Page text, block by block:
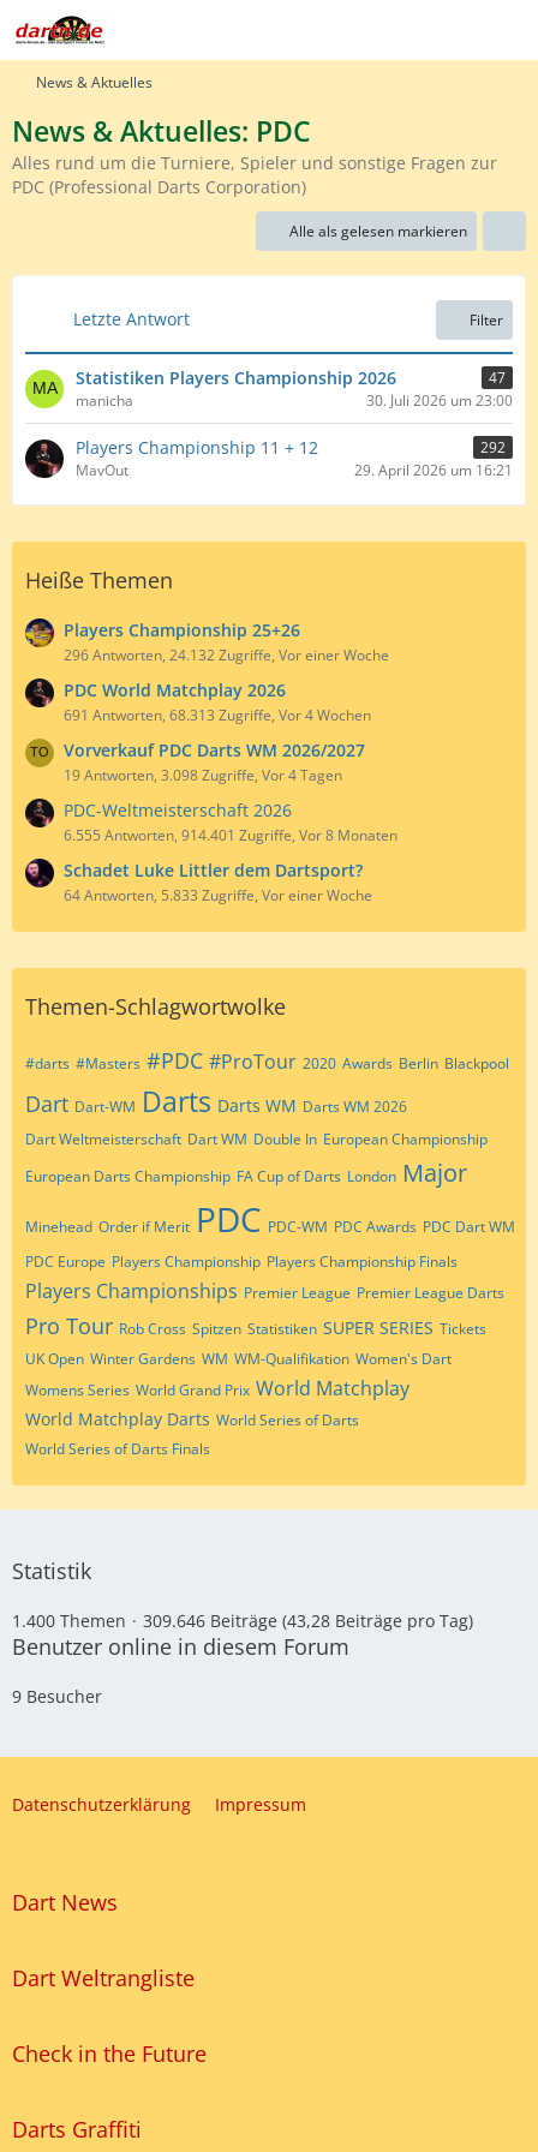
News & Aktuelles
News & Aktuelles: PDC
Alles rund um die Turniere, Spieler und sonstige Fragen zur
PDC (Professional Darts Corporation)
Alle als gelesen markieren
Letzte Antwort Filter
Statistiken Players Championship 2026
47
manicha
30. Juli 2026 um 23:00
Players Championship 11 + 12
292
MavOut
29. April 2026 um 16:21
Heiße Themen
Players Championship 25+26
296 Antworten, 24.132 Zugriffe, Vor einer Woche
PDC World Matchplay 2026
691 Antworten, 68.313 Zugriffe, Vor 4 Wochen
Vorverkauf PDC Darts WM 2026/2027
19 Antworten, 3.098 Zugriffe, Vor 4 Tagen
PDC-Weltmeisterschaft 2026
6.555 Antworten, 914.401 Zugriffe, Vor 8 Monaten
Schadet Luke Littler dem Dartsport?
64 Antworten, 5.833 Zugriffe, Vor einer Woche
Themen-Schlagwortwolke
#darts #Masters #PDC #ProTour 2020 Awards Berlin Blackpool
Dart Dart-WM Darts Darts WM Darts WM 2026
Dart Weltmeisterschaft Dart WM Double In European Championship
European Darts Championship FA Cup of Darts London Major
Minehead Order if Merit PDC PDC-WM PDC Awards PDC Dart WM
PDC Europe Players Championship Players Championship Finals
Players Championships Premier League Premier League Darts
Pro Tour Rob Cross Spitzen Statistiken SUPER SERIES Tickets
UK Open Winter Gardens WM WM-Qualifikation Women's Dart
Womens Series World Grand Prix World Matchplay
World Matchplay Darts World Series of Darts
World Series of Darts Finals
Statistik
1.400 Themen 309.646 Beiträge (43,28 Beiträge pro Tag)
Benutzer online in diesem Forum
9 Besucher
Datenschutzerklärung Impressum
Dart News
Dart Weltrangliste
Check in the Future
Darts Graffiti